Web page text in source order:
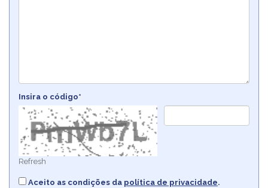
Insira o código*
Refresh
Aceito as condições da política de privacidade.